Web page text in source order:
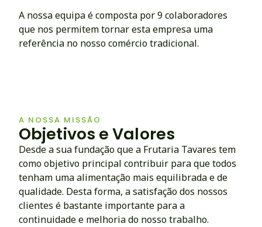
A nossa equipa é composta por 9 colaboradores
que nos permitem tornar esta empresa uma
referência no nosso comércio tradicional.
A NOSSA MISSÃO
Objetivos e Valores
Desde a sua fundação que a Frutaria Tavares tem
como objetivo principal contribuir para que todos
tenham uma alimentação mais equilibrada e de
qualidade. Desta forma, a satisfação dos nossos
clientes é bastante importante para a
continuidade e melhoria do nosso trabalho.